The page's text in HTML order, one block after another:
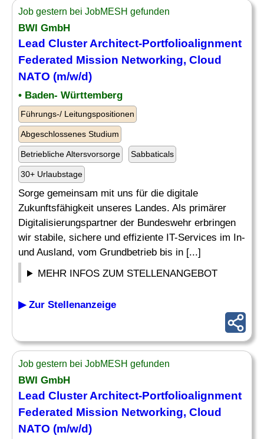
Job gestern bei JobMESH gefunden
BWI GmbH
Lead Cluster Architect-Portfolioalignment
Federated Mission Networking, Cloud
NATO (m/w/d)
• Baden- Württemberg
Führungs-/ Leitungspositionen
Abgeschlossenes Studium
Betriebliche Altersvorsorge Sabbaticals
30+ Urlaubstage
Sorge gemeinsam mit uns für die digitale
Zukunftsfähigkeit unseres Landes. Als primärer
Digitalisierungspartner der Bundeswehr erbringen
wir stabile, sichere und effiziente IT-Services im In-
und Ausland, vom Grundbetrieb bis in [...]
MEHR INFOS ZUM STELLENANGEBOT
▶ Zur Stellenanzeige
Job gestern bei JobMESH gefunden
BWI GmbH
Lead Cluster Architect-Portfolioalignment
Federated Mission Networking, Cloud
NATO (m/w/d)